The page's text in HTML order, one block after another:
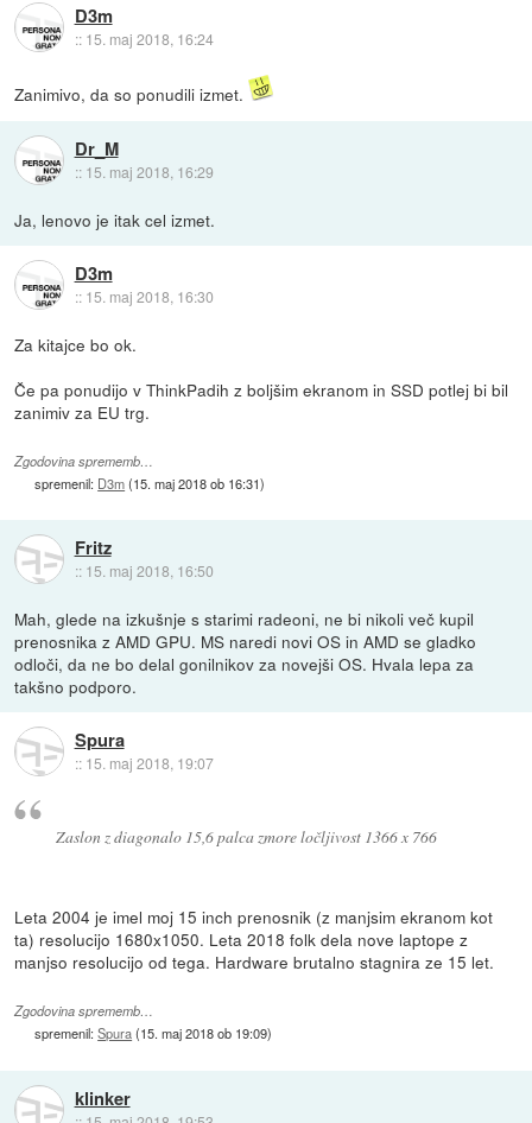
D3m
:: 15. maj 2018, 16:24
Zanimivo, da so ponudili izmet.
Dr_M
:: 15. maj 2018, 16:29
Ja, lenovo je itak cel izmet.
D3m
:: 15. maj 2018, 16:30
Za kitajce bo ok.
Če pa ponudijo v ThinkPadih z boljšim ekranom in SSD potlej bi bil
zanimiv za EU trg.
Zgodovina sprememb…
spremenil: D3m(15. maj 2018 ob 16:31)
Fritz
:: 15. maj 2018, 16:50
Mah, glede na izkušnje s starimi radeoni, ne bi nikoli več kupil
prenosnika z AMD GPU. MS naredi novi OS in AMD se gladko
odloči, da ne bo delal gonilnikov za novejši OS. Hvala lepa za
takšno podporo.
Spura
:: 15. maj 2018, 19:07
Zaslon z diagonalo 15,6 palca zmore ločljivost 1366 x 766
Leta 2004 je imel moj 15 inch prenosnik (z manjsim ekranom kot
ta) resolucijo 1680x1050. Leta 2018 folk dela nove laptope z
manjso resolucijo od tega. Hardware brutalno stagnira ze 15 let.
Zgodovina sprememb…
spremenil:Spura(15. maj 2018 ob 19:09)
klinker